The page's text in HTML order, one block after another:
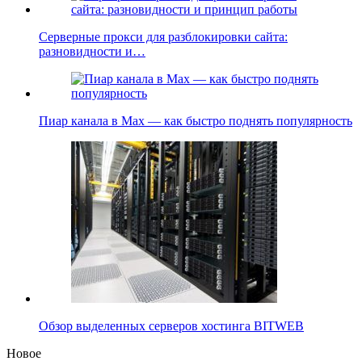
Серверные прокси для разблокировки сайта:
разновидности и…
Пиар канала в Max — как быстро поднять популярность
Обзор выделенных серверов хостинга BITWEB
Новое